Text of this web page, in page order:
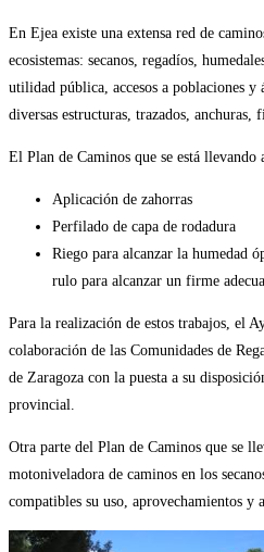
En Ejea existe una extensa red de
ecosistemas: secanos, regadíos,
utilidad pública, accesos a poblaciones
diversas estructuras, trazados, anchuras,
El Plan de Caminos que se está llevando
Aplicación de zahorras
Perfilado de capa de rodadura
Riego para alcanzar la humedad
rulo para alcanzar un firme
Para la realización de estos trabajos, el
colaboración de las Comunidades de
de Zaragoza con la puesta a su
provincial.
Otra parte del Plan de Caminos que se
motoniveladora de caminos en los
compatibles su uso, aprovechamientos y